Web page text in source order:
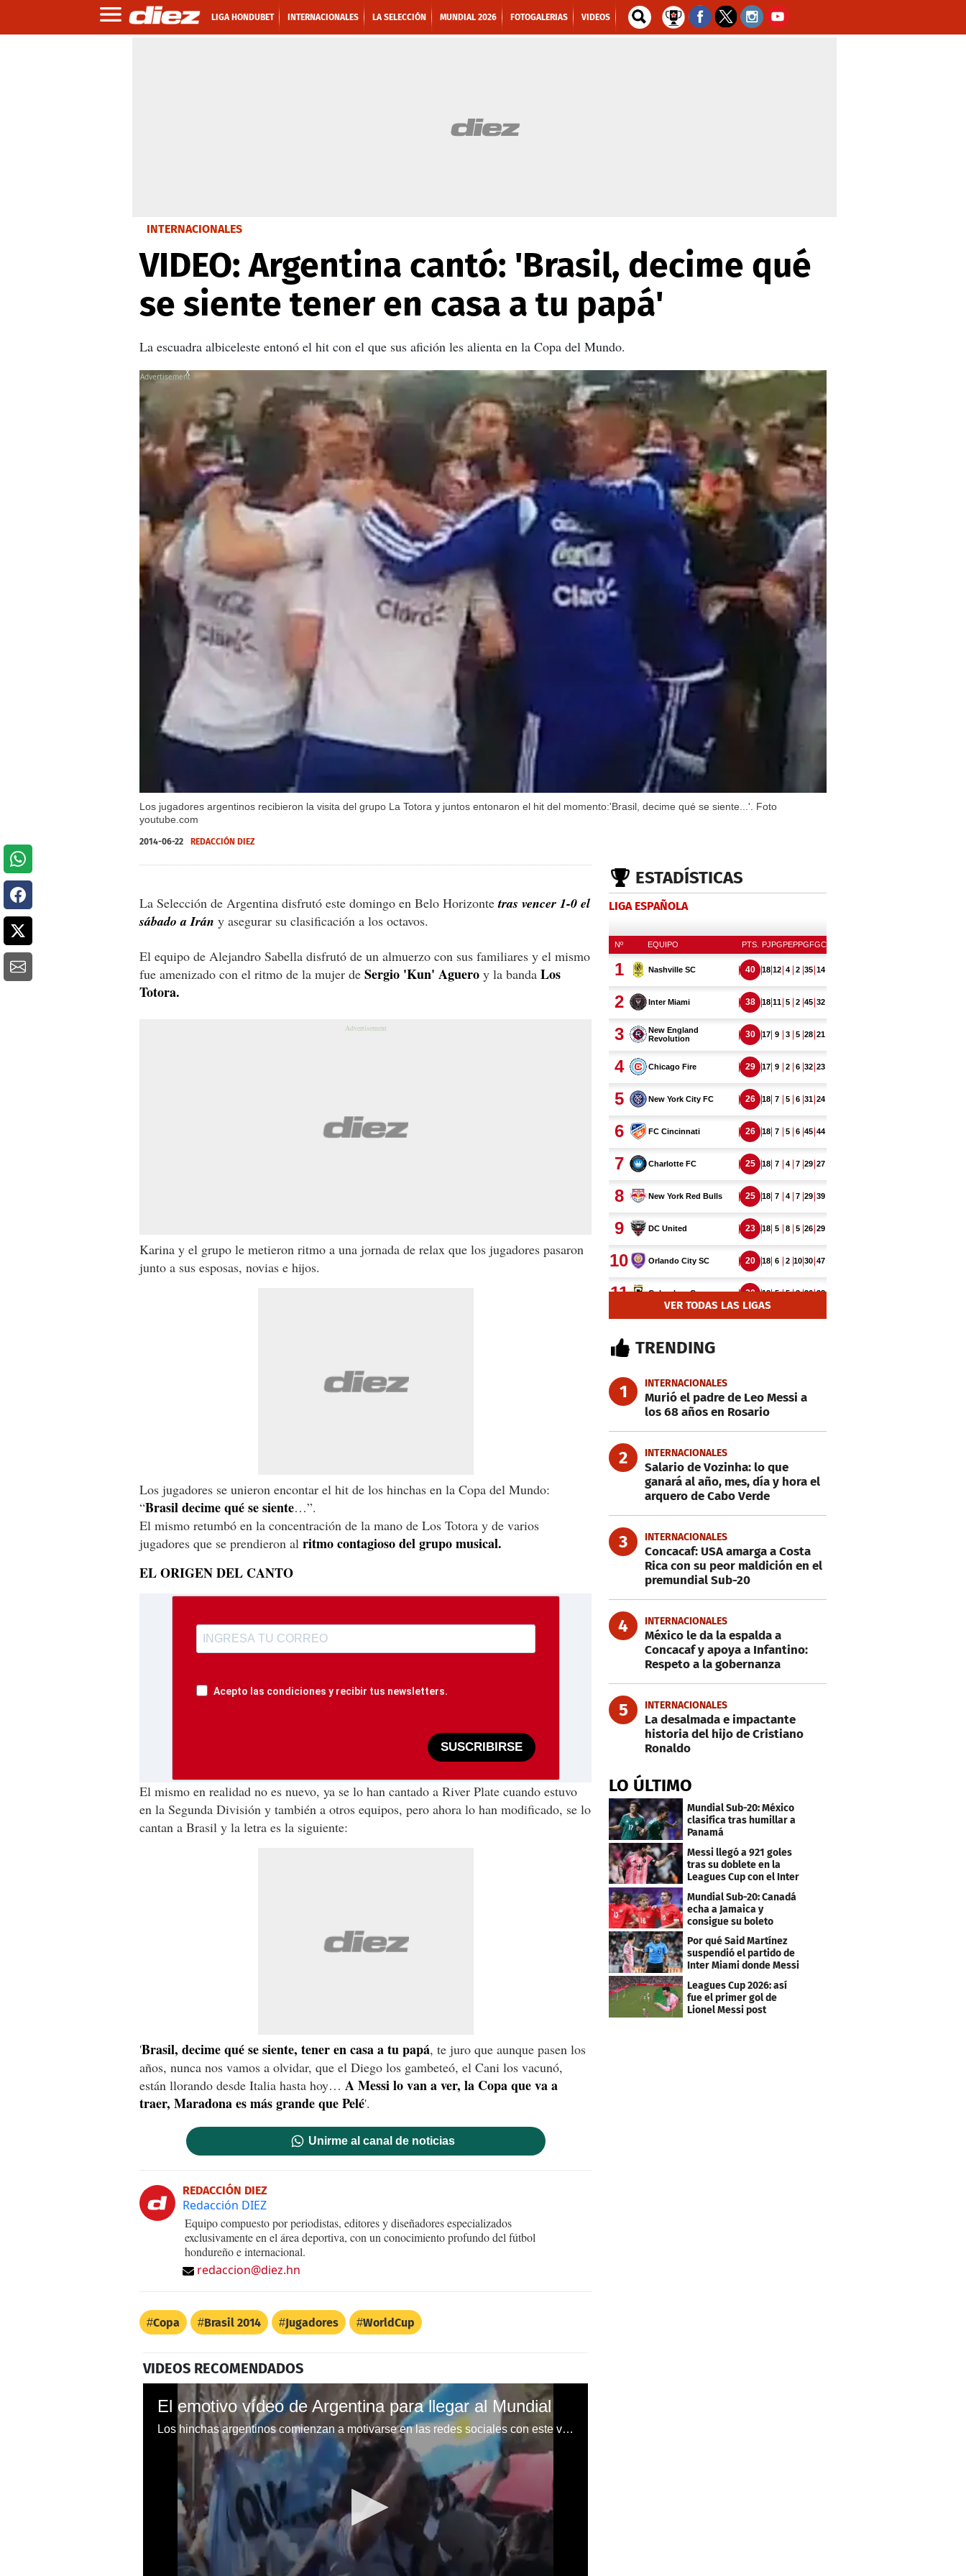
LIGA HONDUBET INTERNACIONALES LA SELECCIÓN MUNDIAL 2026 FOTOGALERIAS VIDEOS
INTERNACIONALES
VIDEO: Argentina cantó: 'Brasil, decime qué
se siente tener en casa a tu papá'
La escuadra albiceleste entonó el hit con el que sus afición les alienta en la Copa del Mundo.
Los jugadores argentinos recibieron la visita del grupo La Totora y juntos entonaron el hit del momento:'Brasil, decime qué se siente...'. Foto
youtube.com
X
2014-06-22 REDACCIÓN DIEZ
La Selección de Argentina disfrutó este domingo en Belo Horizontetras vencer 1-0 el
sábado a Irán y asegurar su clasificación a los octavos.
El equipo de Alejandro Sabella disfrutó de un almuerzo con sus familiares y el mismo
fue amenizado con el ritmo de la mujer de Sergio 'Kun' Aguero y la banda Los
Totora.
Karina y el grupo le metieron ritmo a una jornada de relax que los jugadores pasaron
junto a sus esposas, novias e hijos.
Los jugadores se unieron encontar el hit de los hinchas en la Copa del Mundo:
“Brasil decime qué se siente…”.
El mismo retumbó en la concentración de la mano de Los Totora y de varios
jugadores que se prendieron al ritmo contagioso del grupo musical.
EL ORIGEN DEL CANTO
Acepto las condiciones y recibir tus newsletters.
SUSCRIBIRSE
El mismo en realidad no es nuevo, ya se lo han cantado a River Plate cuando estuvo
en la Segunda División y también a otros equipos, pero ahora lo han modificado, se lo
cantan a Brasil y la letra es la siguiente:
'Brasil, decime qué se siente, tener en casa a tu papá, te juro que aunque pasen los
años, nunca nos vamos a olvidar, que el Diego los gambeteó, el Cani los vacunó,
están llorando desde Italia hasta hoy… A Messi lo van a ver, la Copa que va a
traer, Maradona es más grande que Pelé'.
Unirme al canal de noticias
REDACCIÓN DIEZ
Redacción DIEZ
Equipo compuesto por periodistas, editores y diseñadores especializados
exclusivamente en el área deportiva, con un conocimiento profundo del fútbol
hondureño e internacional.
redaccion@diez.hn
Copa Brasil 2014 Jugadores WorldCup
VIDEOS RECOMENDADOS
El emotivo vídeo de Argentina para llegar al Mundial
Los hinchas argentinos comienzan a motivarse en las redes sociales con este vídeo lanzado por la AFA en su cuenta oficial de Twitter
ESTADÍSTICAS
LIGA ESPAÑOLA
VER TODAS LAS LIGAS
TRENDING
1 INTERNACIONALES
Murió el padre de Leo Messi a
los 68 años en Rosario
2 INTERNACIONALES
Salario de Vozinha: lo que
ganará al año, mes, día y hora el
arquero de Cabo Verde
3 INTERNACIONALES
Concacaf: USA amarga a Costa
Rica con su peor maldición en el
premundial Sub-20
4 INTERNACIONALES
México le da la espalda a
Concacaf y apoya a Infantino:
Respeto a la gobernanza
5 INTERNACIONALES
La desalmada e impactante
historia del hijo de Cristiano
Ronaldo
LO ÚLTIMO
Mundial Sub-20: México
clasifica tras humillar a
Panamá
Messi llegó a 921 goles
tras su doblete en la
Leagues Cup con el Inter
Miami
Mundial Sub-20: Canadá
echa a Jamaica y
consigue su boleto
Por qué Said Martínez
suspendió el partido de
Inter Miami donde Messi
Leagues Cup 2026: así
fue el primer gol de
Lionel Messi post